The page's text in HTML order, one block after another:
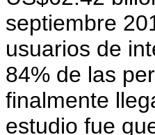
septiembre
usuarios de
84% de las
finalmente
estudio fue